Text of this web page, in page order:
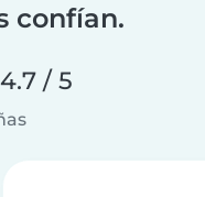
confían.
4.7 / 5